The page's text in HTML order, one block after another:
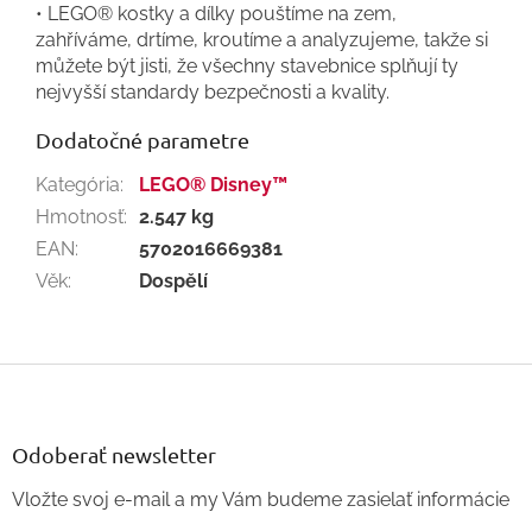
• LEGO® kostky a dílky pouštíme na zem,
zahříváme, drtíme, kroutíme a analyzujeme, takže si
můžete být jisti, že všechny stavebnice splňují ty
nejvyšší standardy bezpečnosti a kvality.
Dodatočné parametre
Kategória:
LEGO® Disney™
Hmotnosť: 2.547 kg
EAN:
5702016669381
Věk: Dospělí
Z
Odoberať newsletter
Vložte svoj e-mail a my Vám budeme zasielať informácie